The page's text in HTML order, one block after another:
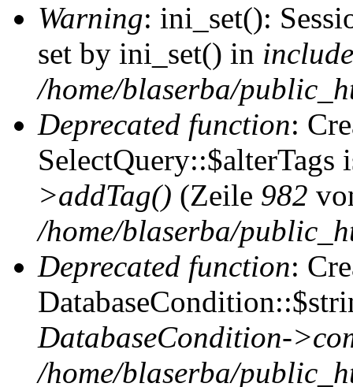
Warning: ini_set():
set by ini_set() in
/home/blaserba/
Deprecated function:
SelectQuery::$alterTags
>addTag() (Zeile 982
/home/blaserba/
Deprecated function:
DatabaseCondition-
/home/blaserba/